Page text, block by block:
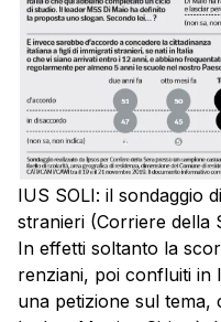
IUS SOLI: il sondaggio
stranieri (Corriere della
In effetti soltanto la
renziani, poi confluiti in
una petizione sul